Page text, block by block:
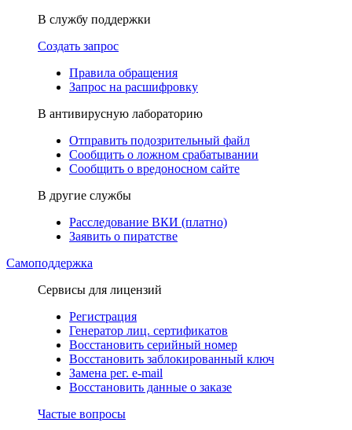
В службу поддержки
Создать запрос
Правила обращения
Запрос на расшифровку
В антивирусную лабораторию
Отправить подозрительный файл
Сообщить о ложном срабатывании
Сообщить о вредоносном сайте
В другие службы
Расследование ВКИ (платно)
Заявить о пиратстве
Самоподдержка
Сервисы для лицензий
Регистрация
Генератор лиц. сертификатов
Восстановить серийный номер
Восстановить заблокированный ключ
Замена рег. e-mail
Восстановить данные о заказе
Частые вопросы